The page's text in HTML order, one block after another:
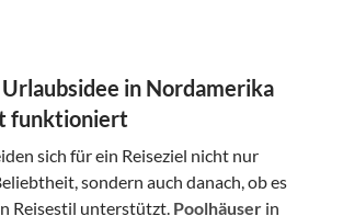
in Nordamerika
funktioniert
sich für ein Reiseziel nicht nur
sondern auch danach, ob es
Reisestil unterstützt. Poolhäuser in